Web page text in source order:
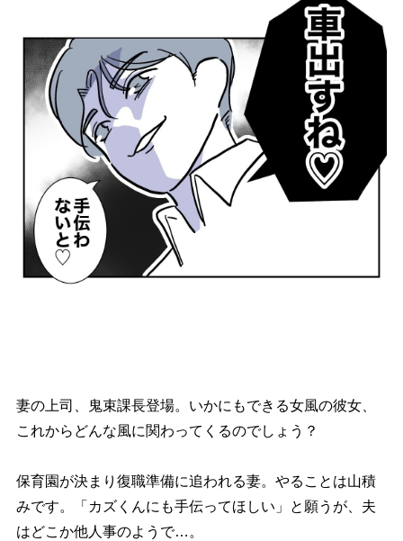
妻の上司、鬼束課長登場。いかにもできる女風の彼女、
これからどんな風に関わってくるのでしょう？
保育園が決まり復職準備に追われる妻。やることは山積
みです。「カズくんにも手伝ってほしい」と願うが、夫
はどこか他人事のようで…。